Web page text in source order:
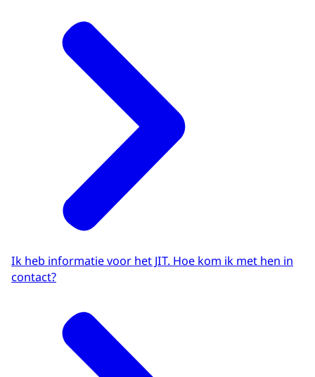
Ik heb informatie voor het JIT. Hoe kom ik met hen in
contact?